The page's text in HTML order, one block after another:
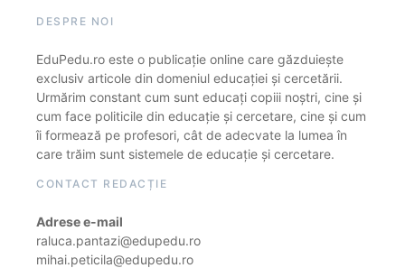
DESPRE NOI
EduPedu.ro este o publicație online care găzduiește
exclusiv articole din domeniul educației și cercetării.
Urmărim constant cum sunt educați copiii noștri, cine și
cum face politicile din educație și cercetare, cine și cum
îi formează pe profesori, cât de adecvate la lumea în
care trăim sunt sistemele de educație și cercetare.
CONTACT REDACȚIE
Adrese e-mail
raluca.pantazi@edupedu.ro
mihai.peticila@edupedu.ro